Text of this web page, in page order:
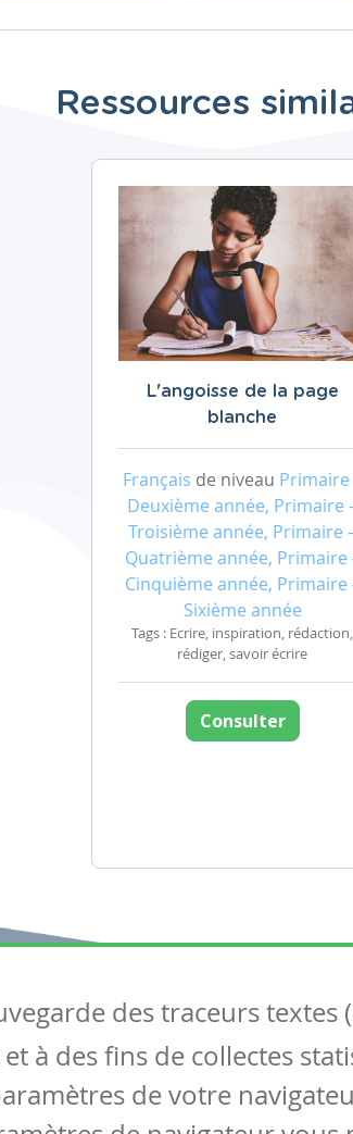
Ressources
L'angoisse de la page
blanche
Français de niveau Primaire
Deuxième année, Primaire
Troisième année, Primaire
Quatrième année, Primaire
Cinquième année, Primaire
Sixième année
Tags : Ecrire, inspiration, rédaction,
rédiger, savoir écrire
Consulter
Articles
Tous les articles
Articles DYS
des traceurs
à des fins de collectes
de votre